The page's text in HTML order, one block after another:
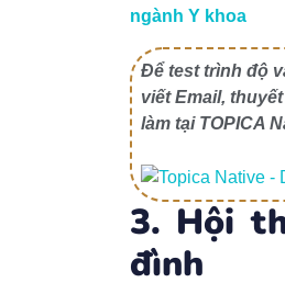
ngành Y khoa
Để test trình độ
viết Email,
làm tại TOPICA
3. Hội
đình